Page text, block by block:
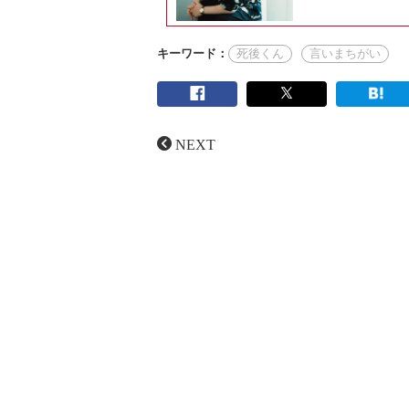
キーワード： 死後くん 言いまちがい
NEXT